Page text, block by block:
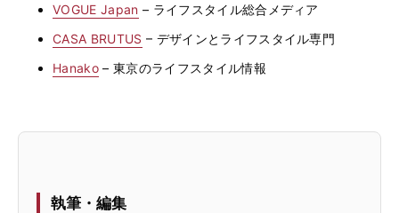
VOGUE Japan – ライフスタイル総合メディア
CASA BRUTUS – デザインとライフスタイル専門
Hanako– 東京のライフスタイル情報
執筆・編集